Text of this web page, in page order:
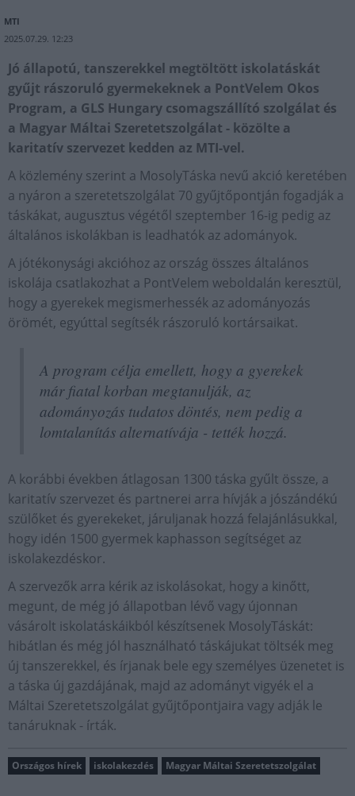
MTI
2025.07.29. 12:23
Jó állapotú, tanszerekkel megtöltött iskolatáskát
gyűjt rászoruló gyermekeknek a PontVelem Okos
Program, a GLS Hungary csomagszállító szolgálat és
a Magyar Máltai Szeretetszolgálat - közölte a
karitatív szervezet kedden az MTI-vel.
A közlemény szerint a MosolyTáska nevű akció keretében
a nyáron a szeretetszolgálat 70 gyűjtőpontján fogadják a
táskákat, augusztus végétől szeptember 16-ig pedig az
általános iskolákban is leadhatók az adományok.
A jótékonysági akcióhoz az ország összes általános
iskolája csatlakozhat a PontVelem weboldalán keresztül,
hogy a gyerekek megismerhessék az adományozás
örömét, egyúttal segítsék rászoruló kortársaikat.
A program célja emellett, hogy a gyerekek
már fiatal korban megtanulják, az
adományozás tudatos döntés, nem pedig a
lomtalanítás alternatívája - tették hozzá.
A korábbi években átlagosan 1300 táska gyűlt össze, a
karitatív szervezet és partnerei arra hívják a jószándékú
szülőket és gyerekeket, járuljanak hozzá felajánlásukkal,
hogy idén 1500 gyermek kaphasson segítséget az
iskolakezdéskor.
A szervezők arra kérik az iskolásokat, hogy a kinőtt,
megunt, de még jó állapotban lévő vagy újonnan
vásárolt iskolatáskáikból készítsenek MosolyTáskát:
hibátlan és még jól használható táskájukat töltsék meg
új tanszerekkel, és írjanak bele egy személyes üzenetet is
a táska új gazdájának, majd az adományt vigyék el a
Máltai Szeretetszolgálat gyűjtőpontjaira vagy adják le
tanáruknak - írták.
Országos hírek iskolakezdés Magyar Máltai Szeretetszolgálat